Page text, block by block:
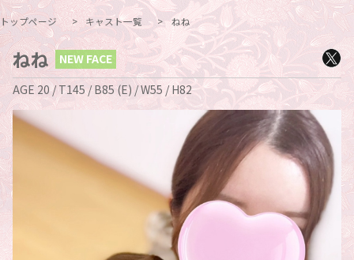
トップページ > キャスト一覧 > ねね
ねね
NEW FACE
AGE 20 / T145 / B85 (E) / W55 / H82